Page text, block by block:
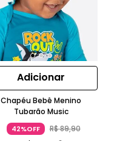
Adicionar
Chapéu Bebê Menino
Tubarão Music
42%OFF R$89,90